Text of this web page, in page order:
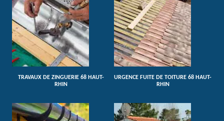
TRAVAUX DE ZINGUERIE 68 HAUT-
RHIN
URGENCE FUITE DE TOITURE 68 HAUT-
RHIN